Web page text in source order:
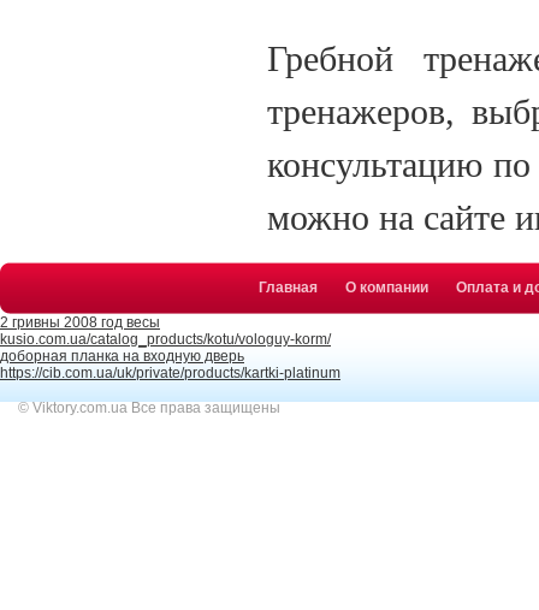
Гребной
тренажеров,
консультацию
можно на сайте
Главная О компании Оплата и
2 гривны 2008 год весы
kusio.com.ua/catalog_products/kotu/vologuy-korm/
доборная планка на входную дверь
https://cib.com.ua/uk/private/products/kartki-platinum
© Viktory.com.ua Все права защищены